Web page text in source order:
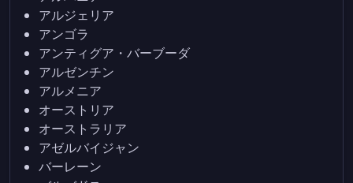
アルジェリア
アンゴラ
アンティグア・バーブーダ
アルゼンチン
アルメニア
オーストリア
オーストラリア
アゼルバイジャン
バーレーン